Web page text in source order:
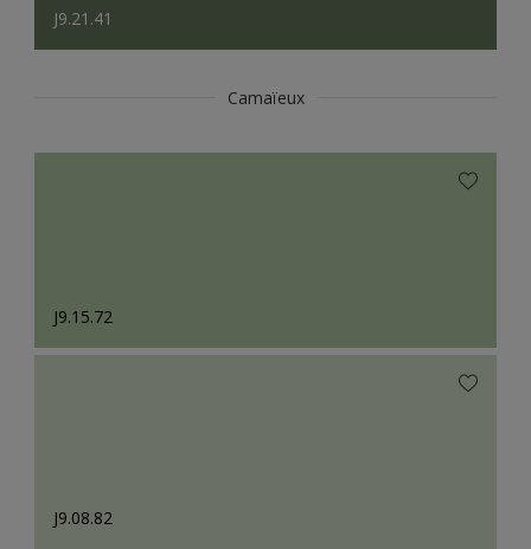
J9.21.41
Camaïeux
J9.15.72
J9.08.82